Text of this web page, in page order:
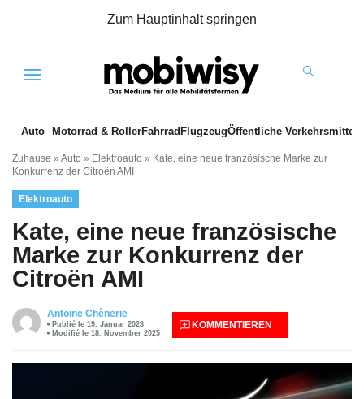
Zum Hauptinhalt springen
Menu
Auto Motorrad & RollerFahrrad FlugzeugÖffentliche Verkehrsmittel
Zuhause » Auto » Elektroauto » Kate, eine neue französische Marke zur
Konkurrenz der Citroën AMI
Elektroauto
Kate, eine neue französische
Marke zur Konkurrenz der
Citroën AMI
Antoine Chênerie
Publié le 19. Januar 2023
Modifié le 18. November 2025
KOMMENTIEREN